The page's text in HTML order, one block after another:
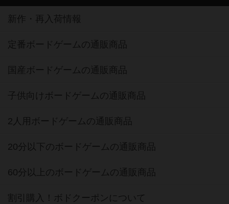
新作・再入荷情報
定番ボードゲームの通販商品
国産ボードゲームの通販商品
子供向けボードゲームの通販商品
2人用ボードゲームの通販商品
20分以下のボードゲームの通販商品
60分以上のボードゲームの通販商品
割引購入！ボドクーポンについて